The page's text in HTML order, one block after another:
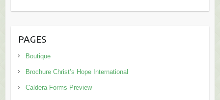
PAGES
Boutique
Brochure Christ’s Hope International
Caldera Forms Preview